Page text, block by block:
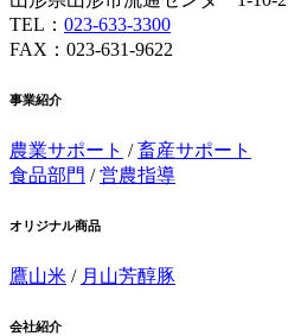
TEL： 023-633-3300
FAX：023-631-9622
事業紹介
農業サポート /畜産サポート
食品部門 /営農指導
オリジナル商品
鷹山米 / 月山芳醇豚
会社紹介